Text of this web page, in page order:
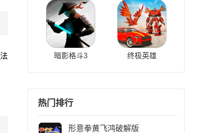
暗影格斗3 终极英雄
热门排行
形意拳黄飞鸿破解版